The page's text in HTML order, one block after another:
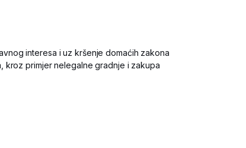
interesa i uz kršenje domaćih zakona
kroz primjer nelegalne gradnje i zakupa